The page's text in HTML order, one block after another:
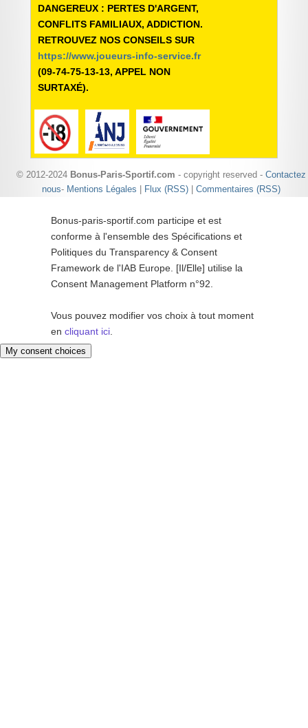
DANGEREUX : PERTES D'ARGENT,
CONFLITS FAMILIAUX, ADDICTION.
RETROUVEZ NOS CONSEILS SUR
https://www.joueurs-info-service.fr
(09-74-75-13-13, APPEL NON
SURTAXÉ).
© 2012-2024 Bonus-Paris-Sportif.com - copyright reserved - Contactez
nous- Mentions Légales Flux (RSS)| Commentaires (RSS)
Bonus-paris-sportif.com participe et est
conforme à l'ensemble des Spécifications et
Politiques du Transparency & Consent
Framework de l'IAB Europe. [Il/Elle] utilise la
Consent Management Platform n°92.
Vous pouvez modifier vos choix à tout moment
en cliquant ici
My consent choices